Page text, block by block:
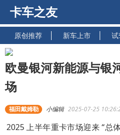
卡车之友
原创推荐 新车上市
欧曼银河新能源与银
场
福田戴姆勒 小编辑 2025-07-25
2025 上半年重卡市场迎来 “总